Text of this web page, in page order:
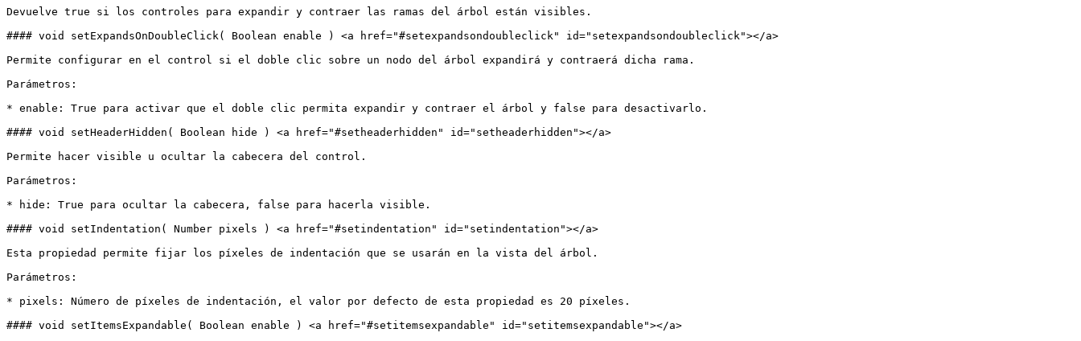
Devuelve true si los controles para expandir y contraer las ramas del árbol están visibles.
#### void setExpandsOnDoubleClick( Boolean enable ) <a href="#setexpandsondoubleclick" id="setexpandsondoubleclick"></a>
Permite configurar en el control si el doble clic sobre un nodo del árbol expandirá y contraerá dicha rama.
Parámetros:
* enable: True para activar que el doble clic permita expandir y contraer el árbol y false para desactivarlo.
#### void setHeaderHidden( Boolean hide ) <a href="#setheaderhidden" id="setheaderhidden"></a>
Permite hacer visible u ocultar la cabecera del control.
Parámetros:
* hide: True para ocultar la cabecera, false para hacerla visible.
#### void setIndentation( Number pixels ) <a href="#setindentation" id="setindentation"></a>
Esta propiedad permite fijar los píxeles de indentación que se usarán en la vista del árbol.
Parámetros:
* pixels: Número de píxeles de indentación, el valor por defecto de esta propiedad es 20 píxeles.
#### void setItemsExpandable( Boolean enable ) <a href="#setitemsexpandable" id="setitemsexpandable"></a>